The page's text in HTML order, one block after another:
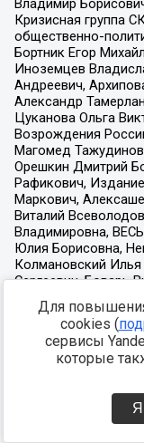
Для
cookies (
сервисы
которые
Я